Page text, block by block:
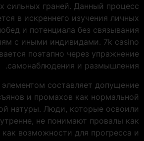
сильных граней. Данный процесс
в искреннего изучения личных
и потенциала без связывания
с иными индивидами. 7k casino
поэтапно через упражнение
самонаблюдения и размышления.
составляет допущение
и промахов как нормальной
натуры. Люди, которые освоили
не понимают провалы как
как возможности для прогресса и